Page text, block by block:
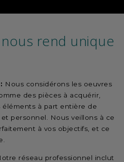
rend unique
Nous considérons les oeuvres
des pièces à acquérir,
éléments à part entière de
personnel. Nous veillons à ce
à vos objectifs, et ce
réseau professionnel inclut